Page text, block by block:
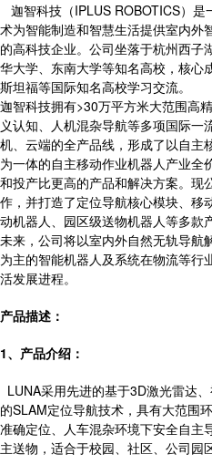
迦智科技（IPLUS ROBOTICS）
术为智能制造和智慧生活提供室内外
的高科技企业。公司坐落于杭州西
华大学、东南大学等知名高校，核心
斯坦福等国际知名高校学习交流。
迦智科技拥有>30万平方米大范围高
义认知、人机混杂导航等多项国际
机、云端的全产品线，形成了以自主
为一体的自主移动作业机器人产业全
和投产比更高的产品和解决方案。现
作，并打造了定位导航核心模块、移
动机器人、园区级送物机器人等多款
未来，公司将以室内外自然无轨导航
为主的智能机器人及系统在物流等行
活发展进程。
产品描述：
1、产品介绍：
LUNA采用先进的基于3D激光雷达
的SLAM定位导航技术，具有大范围
准确定位、人车混杂环境下安全自主
主送物，适合于校园、社区、公司园